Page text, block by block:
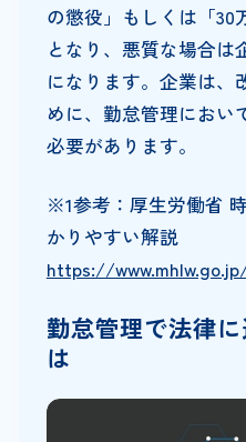
の懲役」もしくは「30
となり、悪質な場合は
になります。企業は、
めに、勤怠管理におい
必要があります。
※1参考：厚生労働省
かりやすい解説
https://
勤怠管理で法律
は